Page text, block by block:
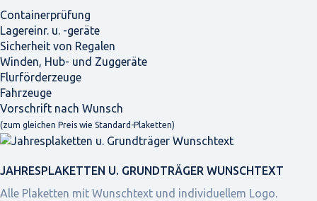
Containerprüfung
Lagereinr. u. -geräte
Sicherheit von Regalen
Winden, Hub- und Zuggeräte
Flurförderzeuge
Fahrzeuge
Vorschrift nach Wunsch
(zum gleichen Preis wie Standard-Plaketten)
JAHRES­PLAKETTEN U. GRUNDTRÄGER WUNSCHTEXT
Alle Plaketten mit Wunschtext und individuellem Logo.